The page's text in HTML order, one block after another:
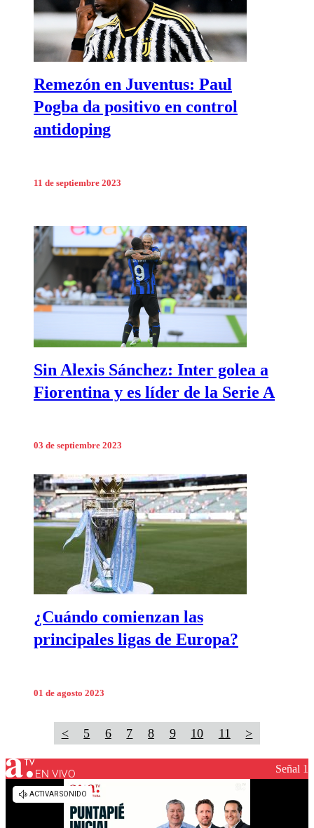
Remezón en Juventus: Paul
Pogba da positivo en control
antidoping
11 de septiembre 2023
Sin Alexis Sánchez: Inter golea a
Fiorentina y es líder de la Serie A
03 de septiembre 2023
¿Cuándo comienzan las
principales ligas de Europa?
01 de agosto 2023
< 5 6 7 8 9 10 11 >
EN VIVO Señal 1